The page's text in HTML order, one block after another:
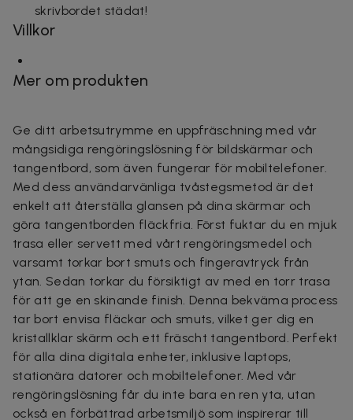
skrivbordet städat!
Villkor
Mer om produkten
Ge ditt arbetsutrymme en uppfräschning med vår
mångsidiga rengöringslösning för bildskärmar och
tangentbord, som även fungerar för mobiltelefoner.
Med dess användarvänliga tvåstegsmetod är det
enkelt att återställa glansen på dina skärmar och
göra tangentborden fläckfria. Först fuktar du en mjuk
trasa eller servett med vårt rengöringsmedel och
varsamt torkar bort smuts och fingeravtryck från
ytan. Sedan torkar du försiktigt av med en torr trasa
för att ge en skinande finish. Denna bekväma process
tar bort envisa fläckar och smuts, vilket ger dig en
kristallklar skärm och ett fräscht tangentbord. Perfekt
för alla dina digitala enheter, inklusive laptops,
stationära datorer och mobiltelefoner. Med vår
rengöringslösning får du inte bara en ren yta, utan
också en förbättrad arbetsmiljö som inspirerar till